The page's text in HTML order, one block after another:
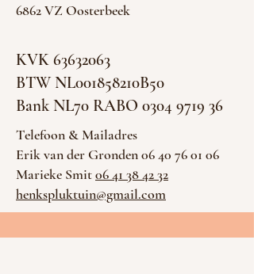
6862 VZ Oosterbeek
KVK 63632063
BTW NL001858210B50
Bank NL70 RABO 0304 9719 36
Telefoon & Mailadres
Erik van der Gronden 06 40 76 01 06
Marieke Smit06 41 38 42 32
henkspluktuin@gmail.com